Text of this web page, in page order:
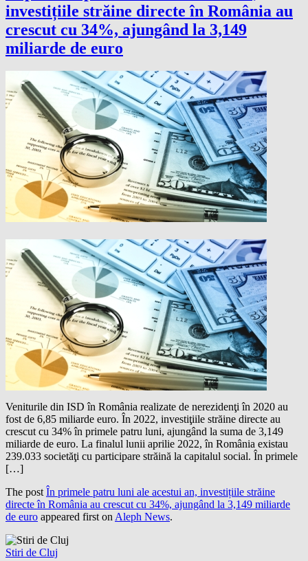
investițiile străine directe în România au
crescut cu 34%, ajungând la 3,149
miliarde de euro
Veniturile din ISD în România realizate de nerezidenţi în 2020 au
fost de 6,85 miliarde euro. În 2022, investiţiile străine directe au
crescut cu 34% în primele patru luni, ajungând la suma de 3,149
miliarde de euro. La finalul lunii aprilie 2022, în România existau
239.033 societăţi cu participare străină la capitalul social. În primele
[…]
The postÎn primele patru luni ale acestui an, investițiile străine
directe în România au crescut cu 34%, ajungând la 3,149 miliarde
de euro appeared first onAleph News.
Stiri de Cluj